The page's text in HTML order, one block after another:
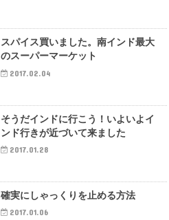
スパイス買いました。南インド最大
のスーパーマーケット
2017.02.04
そうだインドに行こう！いよいよイ
ンド行きが近づいて来ました
2017.01.28
確実にしゃっくりを止める方法
2017.01.06